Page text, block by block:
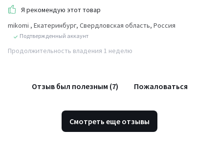
Я рекомендую этот товар
mikomi , Екатеринбург, Свердловская область, Россия
Подтвержденный аккаунт
Продолжительность владения 1 неделю
Отзыв был полезным (7) Пожаловаться
Смотреть еще отзывы